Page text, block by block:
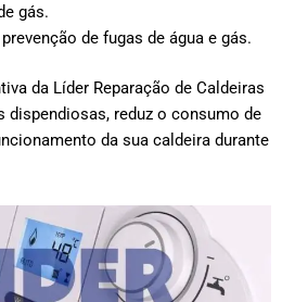
gás.
de fugas de água e gás.
da Líder Reparação de Caldeiras
dispendiosas, reduz o consumo de
da sua caldeira durante